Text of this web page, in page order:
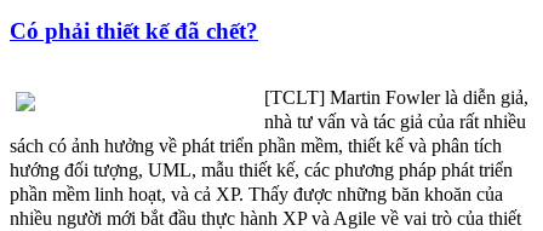
Có phải thiết kế đã chết?
[TCLT] Martin Fowler là diễn giả,
nhà tư vấn và tác giả của rất nhiều
sách có ảnh hưởng về phát triển phần mềm, thiết kế và phân tích
hướng đối tượng, UML, mẫu thiết kế, các phương pháp phát triển
phần mềm linh hoạt, và cả XP. Thấy được những băn khoăn của
nhiều người mới bắt đầu thực hành XP và Agile về vai trò của thiết